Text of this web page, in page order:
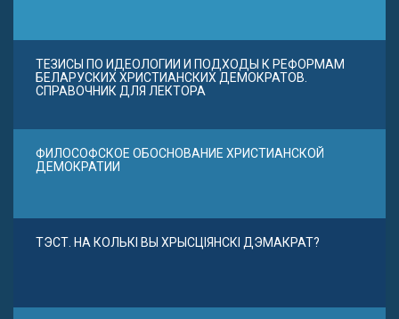
ТЕЗИСЫ ПО ИДЕОЛОГИИ И ПОДХОДЫ К РЕФОРМАМ
БЕЛАРУСКИХ ХРИСТИАНСКИХ ДЕМОКРАТОВ.
СПРАВОЧНИК ДЛЯ ЛЕКТОРА
ФИЛОСОФСКОЕ ОБОСНОВАНИЕ ХРИСТИАНСКОЙ
ДЕМОКРАТИИ
ТЭСТ. НА КОЛЬКІ ВЫ ХРЫСЦІЯНСКІ ДЭМАКРАТ?